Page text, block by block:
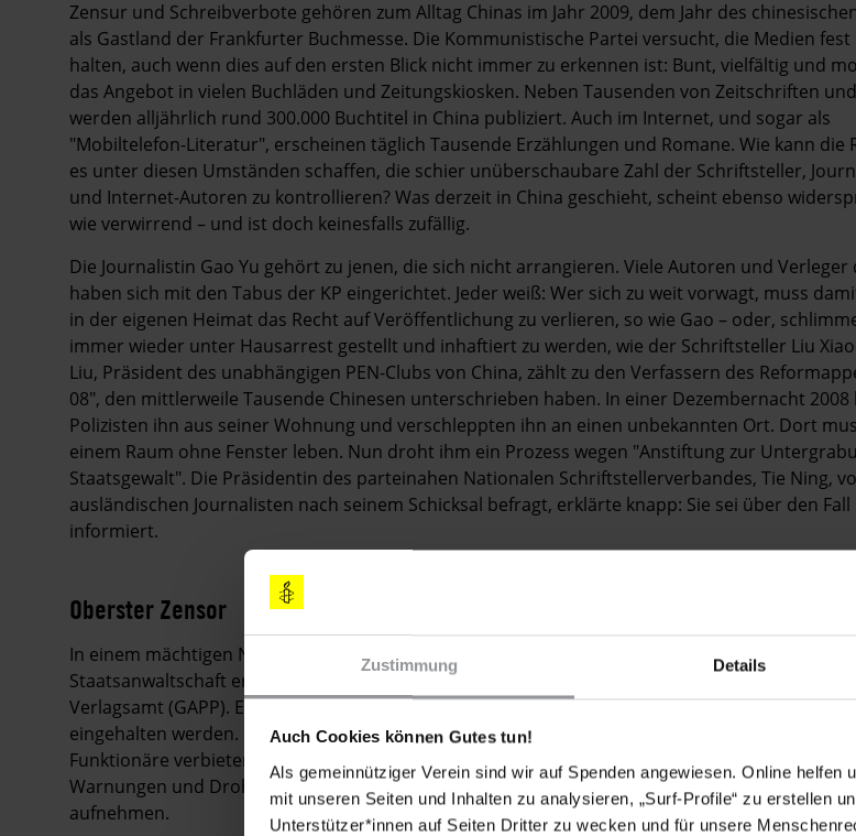
Zustimmung Details
Auch Cookies können Gutes tun!
Als gemeinnütziger Verein sind wir auf Spenden angewiesen. Online helfen
mit unseren Seiten und Inhalten zu analysieren, „Surf-Profile“ zu erstellen
Unterstützer*innen auf Seiten Dritter zu wecken und für unsere
Zensur und Schreibverbote gehören zum Alltag Chinas im Jahr 2009, dem Jahr des
als Gastland der Frankfurter Buchmesse. Die Kommunistische Partei versucht, die Medien fest
halten, auch wenn dies auf den ersten Blick nicht immer zu erkennen ist: Bunt, vielfältig und
das Angebot in vielen Buchläden und Zeitungskiosken. Neben Tausenden von Zeitschriften
werden alljährlich rund 300.000 Buchtitel in China publiziert. Auch im Internet, und sogar als
"Mobiltelefon-Literatur", erscheinen täglich Tausende Erzählungen und Romane. Wie kann die
es unter diesen Umständen schaffen, die schier unüberschaubare Zahl der Schriftsteller,
und Internet-Autoren zu kontrollieren? Was derzeit in China geschieht, scheint ebenso
wie verwirrend – und ist doch keinesfalls zufällig.
Die Journalistin Gao Yu gehört zu jenen, die sich nicht arrangieren. Viele Autoren und Verleger
haben sich mit den Tabus der KP eingerichtet. Jeder weiß: Wer sich zu weit vorwagt, muss
in der eigenen Heimat das Recht auf Veröffentlichung zu verlieren, so wie Gao – oder,
immer wieder unter Hausarrest gestellt und inhaftiert zu werden, wie der Schriftsteller Liu
Liu, Präsident des unabhängigen PEN-Clubs von China, zählt zu den Verfassern des
08", den mittlerweile Tausende Chinesen unterschrieben haben. In einer Dezembernacht 2008
Polizisten ihn aus seiner Wohnung und verschleppten ihn an einen unbekannten Ort. Dort
einem Raum ohne Fenster leben. Nun droht ihm ein Prozess wegen "Anstiftung zur
Staatsgewalt". Die Präsidentin des parteinahen Nationalen Schriftstellerverbandes, Tie Ning,
ausländischen Journalisten nach seinem Schicksal befragt, erklärte knapp: Sie sei über den
informiert.
Oberster Zensor
In einem mächtigen Neubau, dessen Architektur an eine Mischung aus gläsernem
Staatsanwaltschaft erinnert, mit hohem Fahnenmast und roter Staatsflagge, sitzt das Presse-
Verlagsamt (GAPP). Es ist eine jener Pekinger ­Behörden, die darüber wachen, dass Verbote
eingehalten werden. GAPP vergibt Buchlizenzen und ist zugleich oberster Zensor. Das heißt:
Funktionäre verbieten unerwünschte Titel entweder direkt, oder sie sorgen mit Andeutungen,
Warnungen und Drohungen dafür, dass Verlage politisch anstößige Themen nicht in ihr
aufnehmen.